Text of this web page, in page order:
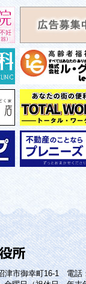
市御幸町16-1 電話